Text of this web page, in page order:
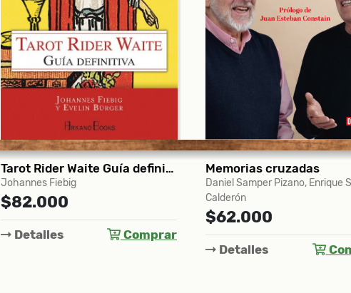
Memorias cruzadas
Daniel Samper Pizano, Enrique Santos
Calderón
$62.000
Ernesto Laclau, Judith Butler,
Zizek
$78.000
Detalles